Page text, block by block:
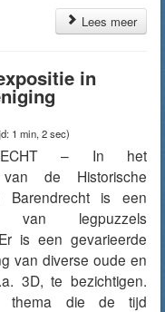
Lees meer
in
1 min, 2 sec)
– In het
de Historische
Barendrecht is een
van legpuzzels
is een gevarieerde
van diverse oude en
3D, te bezichtigen.
thema die de tijd